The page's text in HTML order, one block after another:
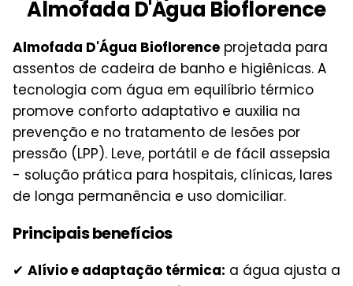
Almofada D'Água Bioflorence
Almofada D'Água Bioflorence projetada para
assentos de cadeira de banho e higiênicas. A
tecnologia com água em equilíbrio térmico
promove conforto adaptativo e auxilia na
prevenção e no tratamento de lesões por
pressão (LPP). Leve, portátil e de fácil assepsia
- solução prática para hospitais, clínicas, lares
de longa permanência e uso domiciliar.
Principais benefícios
✔ Alívio e adaptação térmica: a água ajusta a